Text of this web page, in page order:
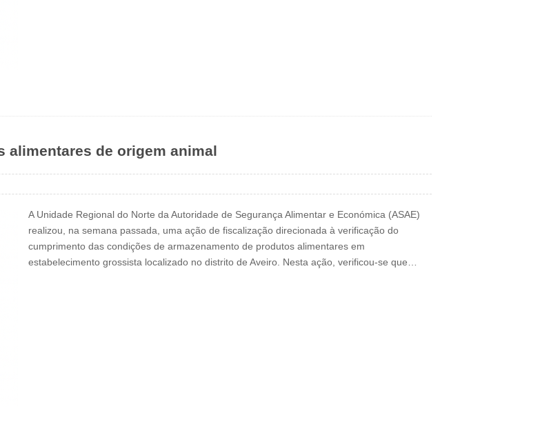
alimentares de origem animal
A Unidade Regional do Norte da Autoridade de Segurança Alimentar e Económica (ASAE)
realizou, na semana passada, uma ação de fiscalização direcionada à verificação do
cumprimento das condições de armazenamento de produtos alimentares em
estabelecimento grossista localizado no distrito de Aveiro. Nesta ação, verificou-se que…